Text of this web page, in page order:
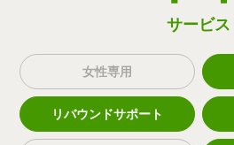
サービス
女性専用
リバウンドサポート